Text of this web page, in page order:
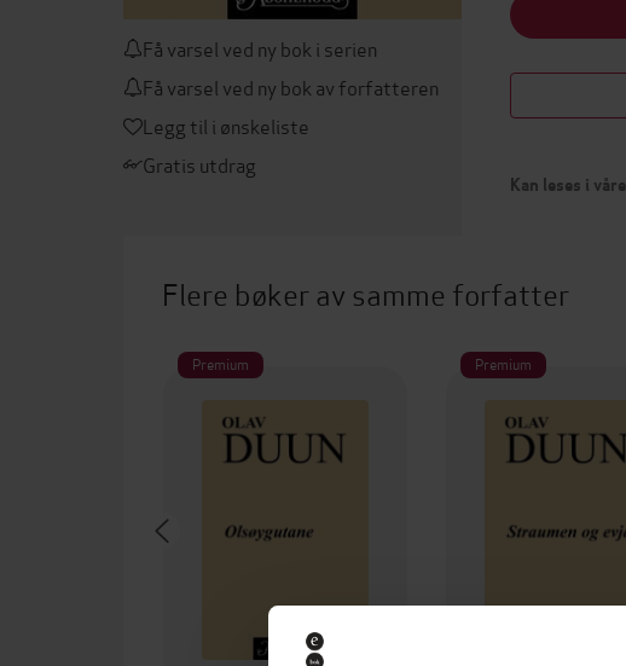
Få varsel ved ny bok i serien
Få varsel ved ny bok av forfatteren
Legg til i ønskeliste
Gratis utdrag
Kan leses i
Flere bøker av samme forfatter
Premium Premium